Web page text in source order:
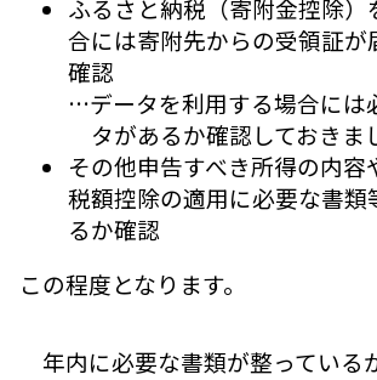
ふるさと納税（寄附金控除）
合には寄附先からの受領証が
確認
…データを利用する場合には
タがあるか確認しておきま
その他申告すべき所得の内容
税額控除の適用に必要な書類
るか確認
この程度となります。
年内に必要な書類が整っている